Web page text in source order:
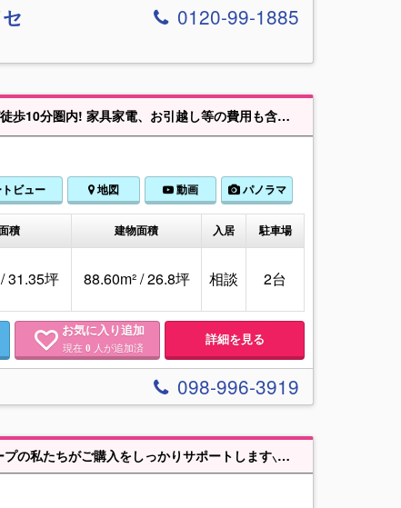
0120-99-1885
！ローンアドバイザーによる資金計画書を作成＆サポートいたします！お家探しは「じょーとーハウジング」で！
ビュー 地図 動画 パノラマ
積 建物面積 入居 駐車場
31.35坪 88.60m² / 26.8坪 相談 2台
お気に入り追加
現在0 人が追加済 詳細を見る
098-996-3919
【飯田の分譲住宅】ꕤ🌈Heartful Town Ⓐ号棟🌈ꕤ【⸜❤︎⸝売主と同じ飯田グループの私たちがご購入をしっかりサポートします⸜❤︎⸝】＼＼本日ご案内OK👀✨／／宜野湾市大謝名１丁目 Ⓐ号棟 ハートフルタウン 《長期優良住宅✨🏠》 📌ZEH水準仕様なので光熱費が削減できます🏠サンエー宜野湾コンベンションシティまで徒歩14分👣✨花の子保育園まで徒歩1分✨🌈 📌資金計画作成＋住宅ローン相談も当社へお任せください😊✨ 先ずは買う・買わないは別としてお気軽にお問合せください☎︎ 📌『飯田グループ』ならではの物件情報量&スピーディーさと円滑なサポート体制でお客様のご要望を実現します！